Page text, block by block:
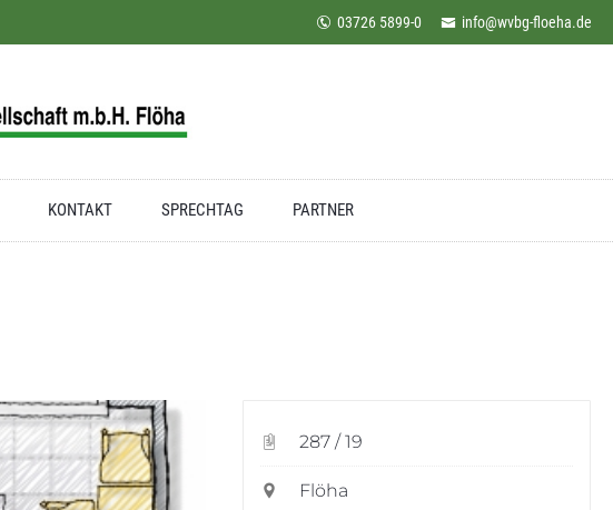
03726 5899-0 info@wvbg-floeha.de
KONTAKT SPRECHTAG PARTNER
287 / 19
Flöha